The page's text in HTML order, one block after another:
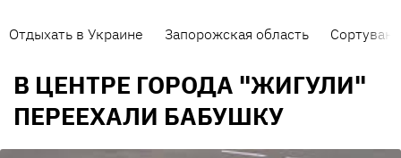
Отдыхать в Украине Запорожская область
В ЦЕНТРЕ ГОРОДА "ЖИГУЛИ"
ПЕРЕЕХАЛИ БАБУШКУ